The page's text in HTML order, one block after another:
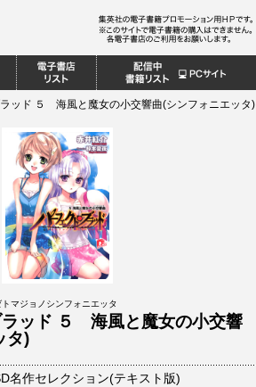
ッド ５ 海風と魔女の小交響曲(シンフォニエッタ)
マジョノシンフォニエッタ
ッド ５ 海風と魔女の小交響
タ)
名作セレクション(テキスト版)